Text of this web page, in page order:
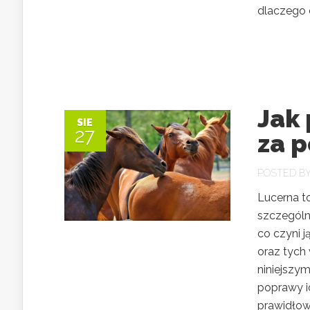
dlaczego
SIE
27
Jak
za
POSTED
Lucerna
co czyni
oraz tych
poprawy